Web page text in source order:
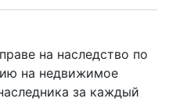
на наследство по
на недвижимое
за каждый